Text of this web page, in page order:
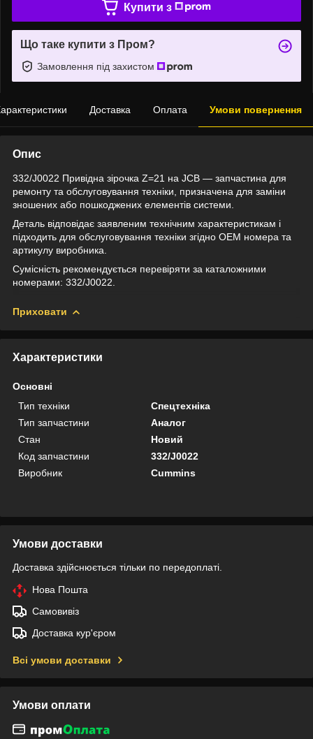
Купити з
Що таке купити з Пром?
Замовлення під захистом
Доставка Оплата Умови повернення
Опис
332/J0022 Привідна зірочка Z=21 на JCB — запчастина для
ремонту та обслуговування техніки, призначена для заміни
зношених або пошкоджених елементів системи.
Деталь відповідає заявленим технічним характеристикам і
підходить для обслуговування техніки згідно OEM номера та
артикулу виробника.
Сумісність рекомендується перевіряти за каталожними
номерами: 332/J0022.
Приховати
Характеристики
Основні
Тип техніки
Спецтехніка
Тип запчастини
Аналог
Стан
Новий
Код запчастини
332/J0022
Виробник
Cummins
Умови доставки
Доставка здійснюється тільки по передоплаті.
Нова Пошта
Самовивіз
Доставка кур'єром
Всі умови доставки
Умови оплати